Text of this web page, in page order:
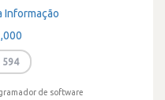
Informação
594
de software